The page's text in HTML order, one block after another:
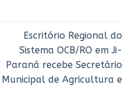
Escritório Regional do
Sistema OCB/RO em Ji-
Paraná recebe Secretário
Municipal de Agricultura e